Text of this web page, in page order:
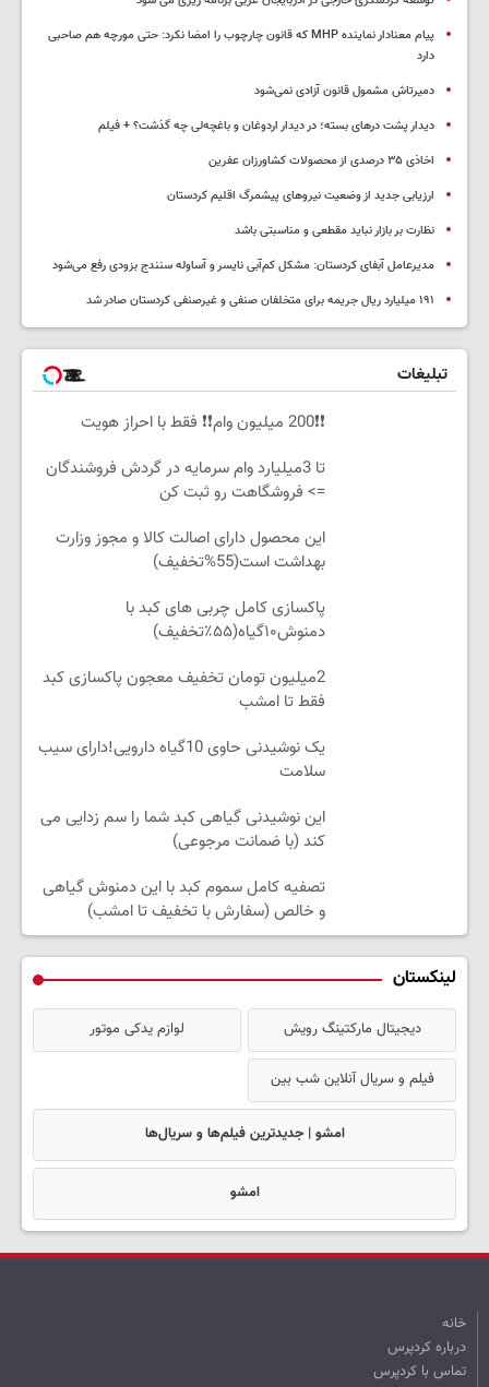
پیام معنادار نماینده MHP که قانون چارچوب را امضا نکرد: حتی مورچه هم صاحبی
دارد
دمیرتاش مشمول قانون آزادی نمی‌شود
دیدار پشت درهای بسته؛ در دیدار اردوغان و باغچه‌لی چه گذشت؟ + فیلم
اخاذی ۳۵ درصدی از محصولات کشاورزان عفرین
ارزیابی جدید از وضعیت نیروهای پیشمرگ اقلیم کردستان
نظارت بر بازار نباید مقطعی و مناسبتی باشد
مدیرعامل آبفای کردستان: مشکل کم‌آبی نایسر و آساوله سنندج بزودی رفع می‌شود
۱۹۱ میلیارد ریال جریمه برای متخلفان صنفی و غیرصنفی کردستان صادر شد
تبلیغات
❗❗200 میلیون وام❗❗ فقط با احراز هویت
تا 3میلیارد وام سرمایه در گردش فروشندگان
=> فروشگاهت رو ثبت کن
این محصول دارای اصالت کالا و مجوز وزارت
بهداشت است(55%تخفیف)
پاکسازی کامل چربی های کبد با
دمنوش۱۰گیاه(۵۵٪تخفیف)
2میلیون تومان تخفیف معجون پاکسازی کبد
فقط تا امشب
یک نوشیدنی حاوی 10گیاه دارویی!دارای سیب
سلامت
این نوشیدنی گیاهی کبد شما را سم زدایی می
کند (با ضمانت مرجوعی)
تصفیه کامل سموم کبد با این دمنوش گیاهی
و خالص (سفارش با تخفیف تا امشب)
لینکستان
دیجیتال مارکتینگ رویش لوازم یدکی موتور
فیلم و سریال آنلاین شب بین
امشو | جدیدترین فیلم‌ها و سریال‌ها
امشو
خانه
درباره کردپرس
تماس با کردپرس